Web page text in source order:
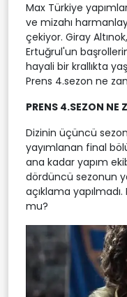
Max Türkiye
ve mizahı
çekiyor. Giray
Ertuğrul'un
hayali bir krallıkta
Prens 4.sezon ne
PRENS 4.SEZON NE
Dizinin üçüncü
yayımlanan final
ana kadar yapım
dördüncü sezonun
açıklama
mu?